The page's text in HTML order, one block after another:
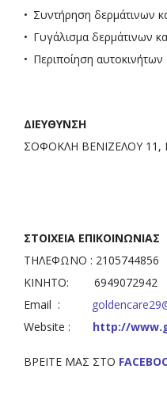
Συντήρηση δερμάτινων
Γυγάλισμα δερμάτινων
Περιποίηση αυτοκινήτων
ΔΙΕΥΘΥΝΣΗ
ΣΟΦΟΚΛΗ ΒΕΝΙΖΕΛΟΥ 11,
ΣΤΟΙΧΕΙΑ ΕΠΙΚΟΙΝΩΝΙΑΣ
ΤΗΛΕΦΩΝΟ : 2105744856
ΚΙΝΗΤΟ: 6949072942
Email :
Website : http://
BΡΕΙΤΕ ΜΑΣ ΣΤΟ